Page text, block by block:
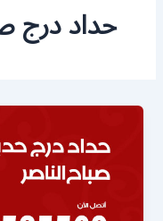
حداد درج